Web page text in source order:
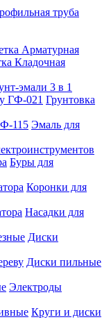
труба
Арматурная
Кладочная
эмали 3 в 1
Грунтовка
Эмаль для
Буры для
Коронки для
Насадки для
Диски
Диски пильные
Электроды
Круги и диски